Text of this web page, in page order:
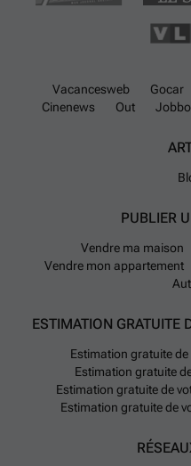
Vacancesweb Gocar
Cinenews
Out Jobbo
PUBLIER
Vendre ma maison
Vendre mon appartement
ESTIMATION GRATUITE
Estimation gratuite
Estimation gratuite
Estimation gratuite de
Estimation gratuite de